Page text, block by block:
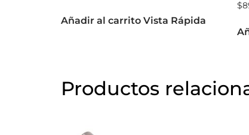
Añadir al carrito Vista Rápida
$
Productos